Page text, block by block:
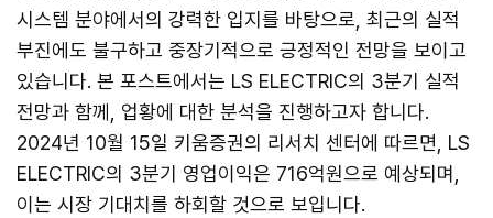
시스템 분야에서의 강력한 입지를 바탕으로, 최근의 실적
부진에도 불구하고 중장기적으로 긍정적인 전망을 보이고
있습니다. 본 포스트에서는 LS ELECTRIC의 3분기 실적
전망과 함께, 업황에 대한 분석을 진행하고자 합니다.
2024년 10월 15일 키움증권의 리서치 센터에 따르면, LS
ELECTRIC의 3분기 영업이익은 716억원으로 예상되며,
이는 시장 기대치를 하회할 것으로 보입니다.